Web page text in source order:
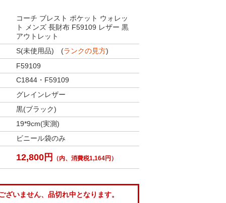
コーチ ブレスト ポケット ウォレッ
ト メンズ 長財布 F59109 レザー 黒
アウトレット
S(未使用品) (ランクの見方)
F59109
C1844・F59109
グレインレザー
黒(ブラック)
19*9cm(実測)
ビニール袋のみ
12,800円 （内、消費税1,164円）
ざいません、品切れ中となります。